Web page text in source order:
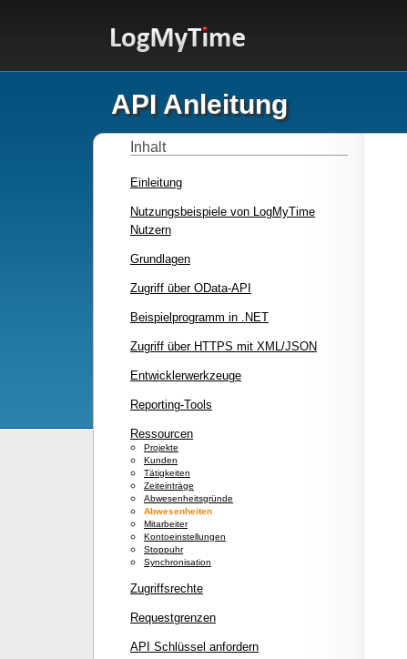
API Anleitung
Inhalt
Einleitung
Nutzungsbeispiele von LogMyTime
Nutzern
Grundlagen
Zugriff über OData-API
Beispielprogramm in .NET
Zugriff über HTTPS mit XML/JSON
Entwicklerwerkzeuge
Reporting-Tools
Ressourcen
Projekte
Kunden
Tätigkeiten
Zeiteinträge
Abwesenheitsgründe
Abwesenheiten
Mitarbeiter
Kontoeinstellungen
Stoppuhr
Synchronisation
Zugriffsrechte
Requestgrenzen
API Schlüssel anfordern